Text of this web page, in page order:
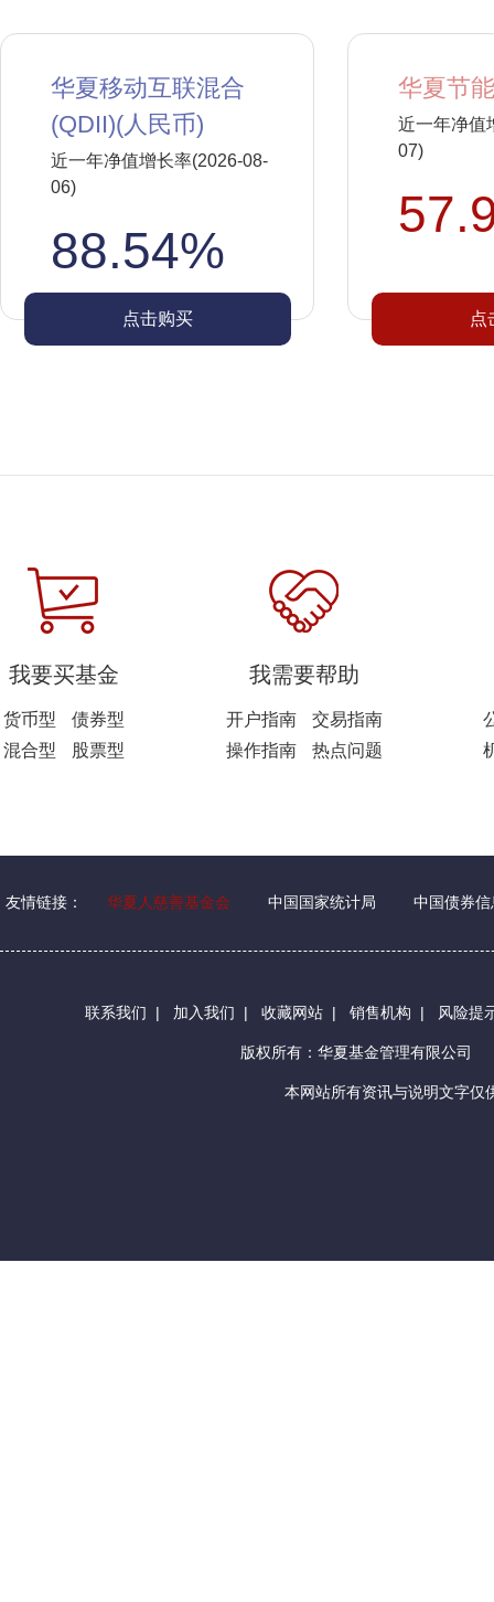
华夏移动互联混合
(QDII)(人民币)
近一年净值增长率(2026-08-
06)
88.54%
点击购买
华夏节
近一年净值
07)
点
我要买基金
货币型
债券型
混合型
股票型
我需要帮助
开户指南
交易指南
操作指南
热点问题
友情链接： 华夏人慈善基金会 中国国家统计局 中国债券信
联系我们 | 加入我们 | 收藏网站 | 销售机构 | 风险提
版权所有：华夏基金管理有限公司
本网站所有资讯与说明文字仅